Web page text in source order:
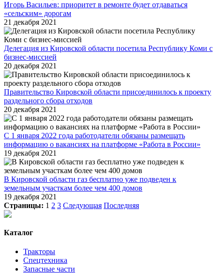
Игорь Васильев: приоритет в ремонте будет отдаваться
«сельским» дорогам
21 декабря 2021
Делегация из Кировской области посетила Республику Коми с
бизнес-миссией
20 декабря 2021
Правительство Кировской области присоединилось к проекту
раздельного сбора отходов
20 декабря 2021
С 1 января 2022 года работодатели обязаны размещать
информацию о вакансиях на платформе «Работа в России»
19 декабря 2021
В Кировской области газ бесплатно уже подведен к
земельным участкам более чем 400 домов
19 декабря 2021
Страницы: 1 2 3 Следующая Последняя
Каталог
Тракторы
Спецтехника
Запасные части